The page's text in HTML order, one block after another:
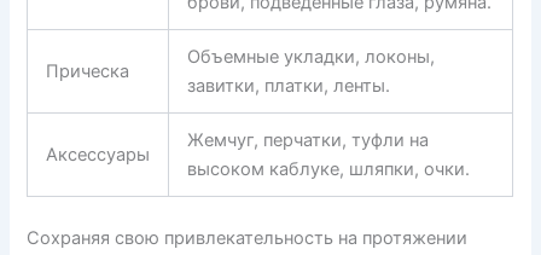
Прическа
Объемные укладки, локоны,
завитки, платки, ленты.
Аксессуары
Жемчуг, перчатки, туфли на
высоком каблуке, шляпки, очки.
Сохраняя свою привлекательность на протяжении